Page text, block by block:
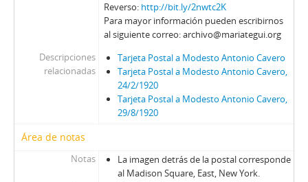
Reverso: http://bit.ly/2nwtc2K
Para mayor información pueden escribirnos
al siguiente correo: archivo@mariategui.org
Descripciones
relacionadas
Tarjeta Postal a Modesto Antonio Cavero
Tarjeta Postal a Modesto Antonio Cavero,
24/2/1920
Tarjeta Postal a Modesto Antonio Cavero,
29/8/1920
Área de notas
Notas
La imagen detrás de la postal corresponde
al Madison Square, East, New York.